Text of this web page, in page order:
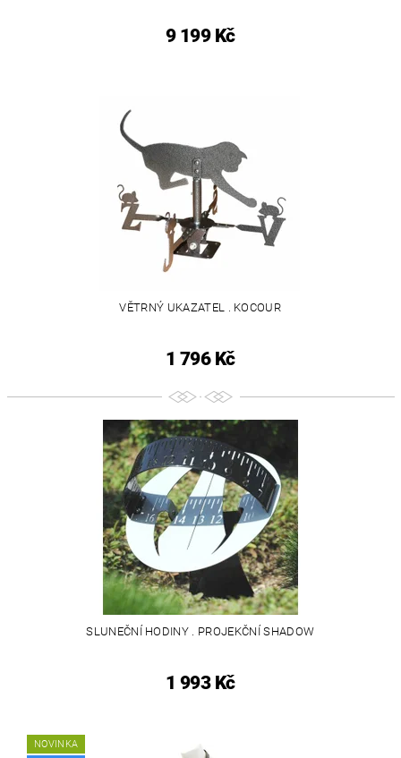
9 199 Kč
VĚTRNÝ UKAZATEL . KOCOUR
1 796 Kč
SLUNEČNÍ HODINY . PROJEKČNÍ SHADOW
1 993 Kč
NOVINKA